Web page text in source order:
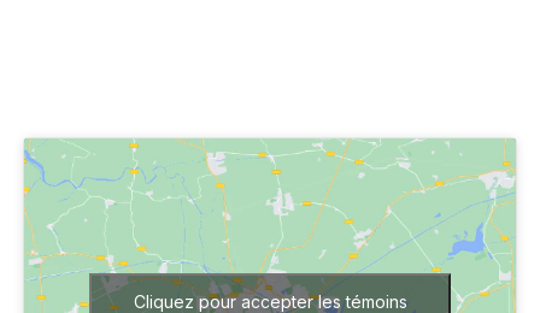
Cliquez pour accepter les témoins